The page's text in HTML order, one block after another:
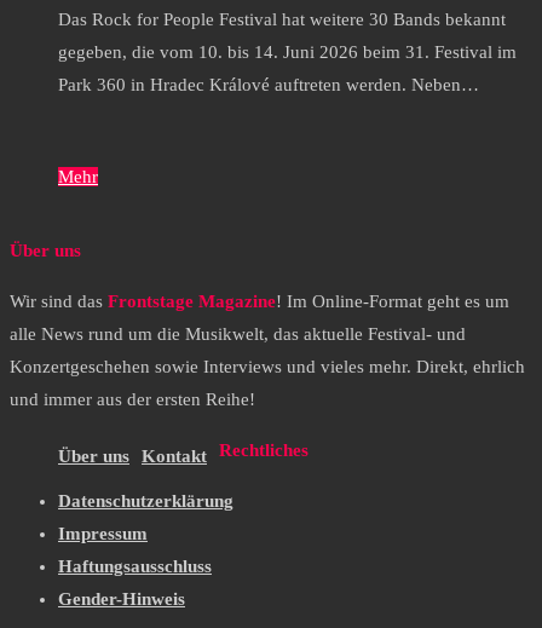
Das Rock for People Festival hat weitere 30 Bands bekannt
gegeben, die vom 10. bis 14. Juni 2026 beim 31. Festival im
Park 360 in Hradec Králové auftreten werden. Neben…
Mehr
Über uns
Wir sind das Frontstage Magazine! Im Online-Format geht es um
alle News rund um die Musikwelt, das aktuelle Festival- und
Konzertgeschehen sowie Interviews und vieles mehr. Direkt, ehrlich
und immer aus der ersten Reihe!
Über uns Kontakt Rechtliches
Datenschutzerklärung
Impressum
Haftungsausschluss
Gender-Hinweis